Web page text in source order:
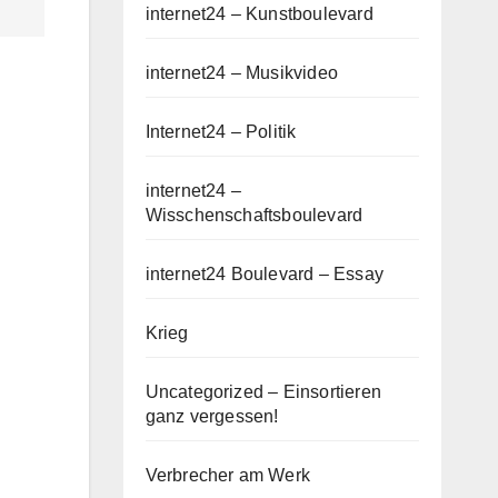
internet24 – Kunstboulevard
internet24 – Musikvideo
Internet24 – Politik
internet24 –
Wisschenschaftsboulevard
internet24 Boulevard – Essay
Krieg
Uncategorized – Einsortieren
ganz vergessen!
Verbrecher am Werk